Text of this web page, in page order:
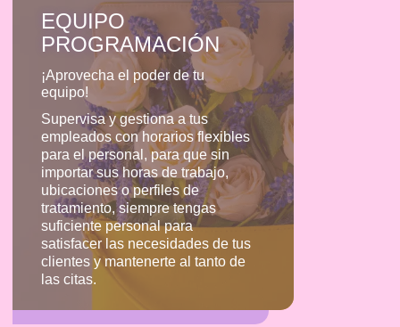
EQUIPO
PROGRAMACIÓN
¡Aprovecha el poder de tu
equipo!
Supervisa y gestiona a tus
empleados con horarios flexibles
para el personal, para que sin
importar sus horas de trabajo,
ubicaciones o perfiles de
tratamiento, siempre tengas
suficiente personal para
satisfacer las necesidades de tus
clientes y mantenerte al tanto de
las citas.